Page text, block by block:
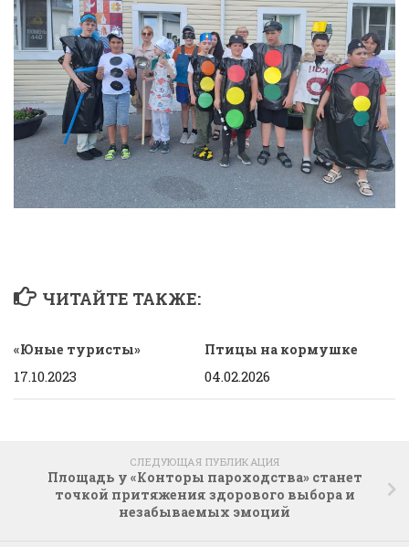
ЧИТАЙТЕ ТАКЖЕ:
«Юные туристы»
17.10.2023
Птицы на кормушке
04.02.2026
СЛЕДУЮЩАЯ ПУБЛИКАЦИЯ
Площадь у «Конторы пароходства» станет
точкой притяжения здорового выбора и
незабываемых эмоций